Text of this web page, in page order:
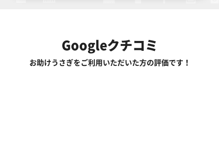
Googleクチコミ
お助けうさぎをご利用いただいた方の評価です！